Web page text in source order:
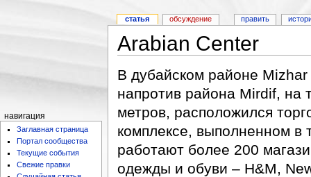
Arabian Center
В дубайском районе
напротив района Mirdif, на
метров, расположился
комплексе, выполненном в
работают более 200
одежды и обуви – H&M,
статья обсуждение править
навигация
Заглавная страница
Портал сообщества
Текущие события
Свежие правки